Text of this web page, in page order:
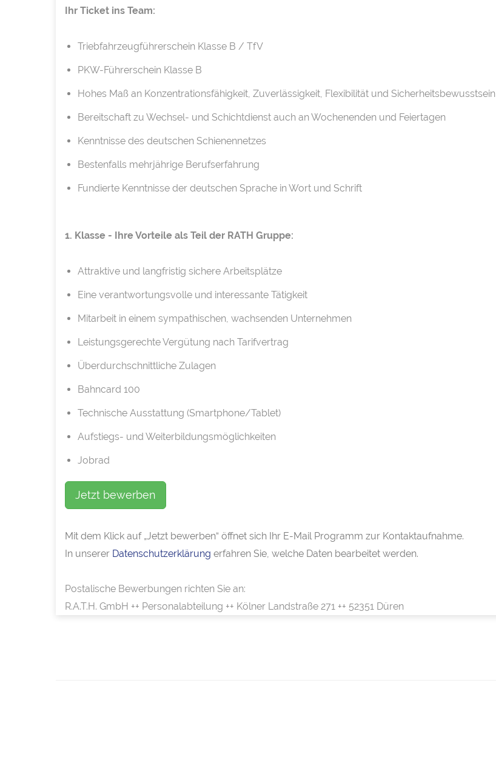
Ihr Ticket ins Team:
Triebfahrzeugführerschein Klasse B / TfV
PKW-Führerschein Klasse B
Hohes Maß an Konzentrationsfähigkeit, Zuverlässigkeit, Flexibilität und Sicherheitsbewusstsein
Bereitschaft zu Wechsel- und Schichtdienst auch an Wochenenden und Feiertagen
Kenntnisse des deutschen Schienennetzes
Bestenfalls mehrjährige Berufserfahrung
Fundierte Kenntnisse der deutschen Sprache in Wort und Schrift
1. Klasse - Ihre Vorteile als Teil der RATH Gruppe:
Attraktive und langfristig sichere Arbeitsplätze
Eine verantwortungsvolle und interessante Tätigkeit
Mitarbeit in einem sympathischen, wachsenden Unternehmen
Leistungsgerechte Vergütung nach Tarifvertrag
Überdurchschnittliche Zulagen
Bahncard 100
Technische Ausstattung (Smartphone/Tablet)
Aufstiegs- und Weiterbildungsmöglichkeiten
Jobrad
Jetzt bewerben
Mit dem Klick auf „Jetzt bewerben“ öffnet sich Ihr E-Mail Programm zur Kontaktaufnahme.
In unserer Datenschutzerklärung erfahren Sie, welche Daten bearbeitet werden.
Postalische Bewerbungen richten Sie an:
R.A.T.H. GmbH ++ Personalabteilung ++ Kölner Landstraße 271 ++ 52351 Düren